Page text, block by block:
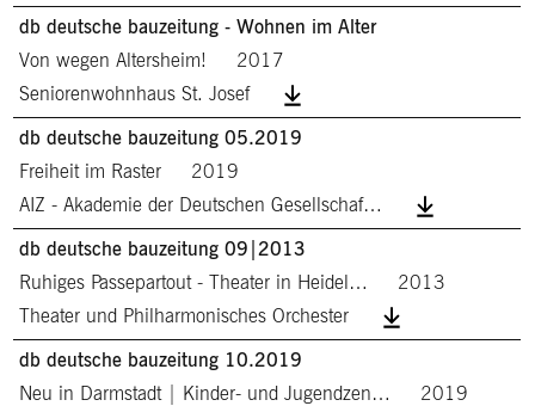
db deutsche bauzeitung - Wohnen im Alter
Von wegen Altersheim!
2017
Seniorenwohnhaus St. Josef
db deutsche bauzeitung 05.2019
Freiheit im Raster
2019
AIZ - Akademie der Deutschen Gesellschaf…
db deutsche bauzeitung 09|2013
Ruhiges Passepartout - Theater in Heidel…
2013
Theater und Philharmonisches Orchester
db deutsche bauzeitung 10.2019
Neu in Darmstadt | Kinder- und Jugendzen…
2019